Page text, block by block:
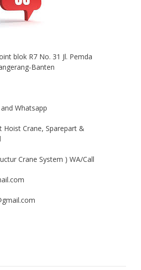
blok R7 No. 31 Jl. Pemda
Banten
Whatsapp
Hoist Crane, Sparepart &
Crane System ) WA/Call